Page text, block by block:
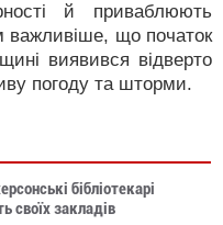
й приваблюють
важливіше, що початок
виявився відверто
погоду та шторми.
бібліотекарі
своїх закладів